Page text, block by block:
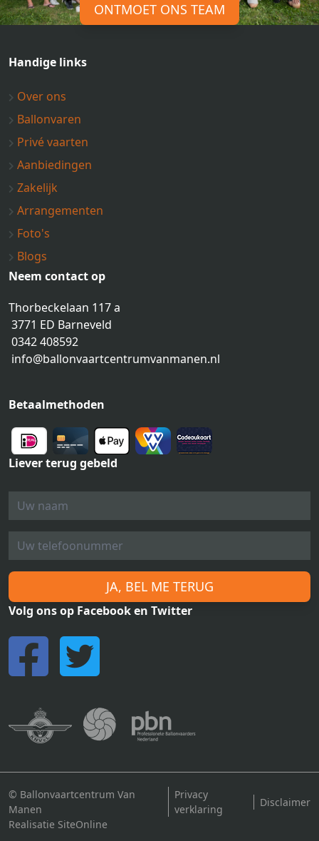
ONTMOET ONS TEAM
Handige links
Over ons
Ballonvaren
Privé vaarten
Aanbiedingen
Zakelijk
Arrangementen
Foto's
Blogs
Neem contact op
Thorbeckelaan 117 a
3771 ED Barneveld
0342 408592
info@ballonvaartcentrumvanmanen.nl
Betaalmethoden
Liever terug gebeld
JA, BEL ME TERUG
Volg ons op Facebook en Twitter
© Ballonvaartcentrum Van
Manen
Privacy
verklaring
Disclaimer
Realisatie SiteOnline